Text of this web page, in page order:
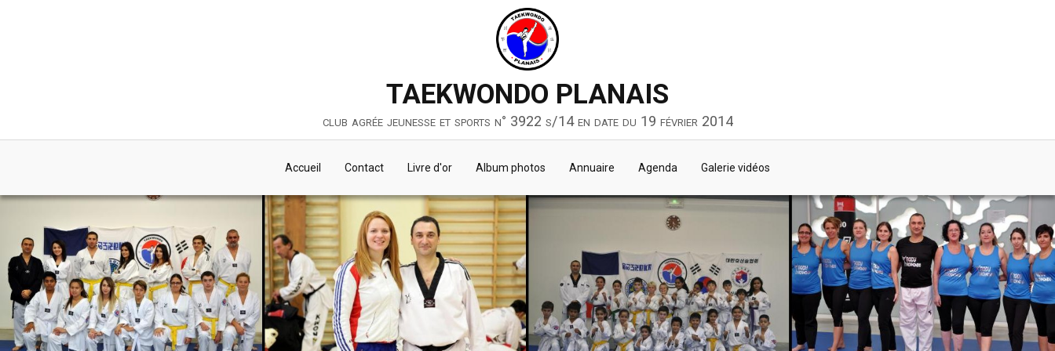
TAEKWONDO PLANAIS
club agrée jeunesse et sports n° 3922 s/14 en date du 19 février 2014
Accueil Contact Livre d'or Album photos Annuaire Agenda Galerie vidéos